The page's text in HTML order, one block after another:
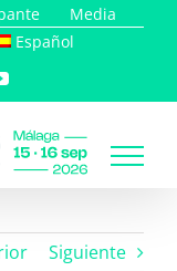
Media
Español
YouTube
Siguiente